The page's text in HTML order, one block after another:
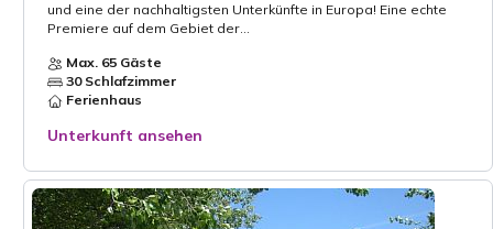
und eine der nachhaltigsten Unterkünfte in Europa! Eine echte
Premiere auf dem Gebiet der...
Max. 65 Gäste
30 Schlafzimmer
Ferienhaus
Unterkunft ansehen